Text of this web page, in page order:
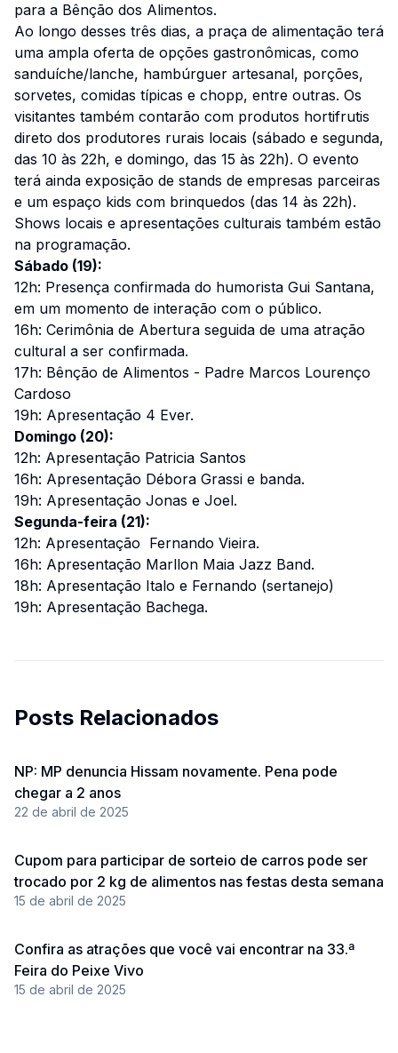
para a Bênção dos Alimentos.
Ao longo desses três dias, a praça de alimentação terá
uma ampla oferta de opções gastronômicas, como
sanduíche/lanche, hambúrguer artesanal, porções,
sorvetes, comidas típicas e chopp, entre outras. Os
visitantes também contarão com produtos hortifrutis
direto dos produtores rurais locais (sábado e segunda,
das 10 às 22h, e domingo, das 15 às 22h). O evento
terá ainda exposição de stands de empresas parceiras
e um espaço kids com brinquedos (das 14 às 22h).
Shows locais e apresentações culturais também estão
na programação.
Sábado (19):
12h: Presença confirmada do humorista Gui Santana,
em um momento de interação com o público.
16h: Cerimônia de Abertura seguida de uma atração
cultural a ser confirmada.
17h: Bênção de Alimentos - Padre Marcos Lourenço
Cardoso
19h: Apresentação 4 Ever.
Domingo (20):
12h: Apresentação Patricia Santos
16h: Apresentação Débora Grassi e banda.
19h: Apresentação Jonas e Joel.
Segunda-feira (21):
12h: Apresentação Fernando Vieira.
16h: Apresentação Marllon Maia Jazz Band.
18h: Apresentação Italo e Fernando (sertanejo)
19h: Apresentação Bachega.
Posts Relacionados
NP: MP denuncia Hissam novamente. Pena pode
chegar a 2 anos
22 de abril de 2025
Cupom para participar de sorteio de carros pode ser
trocado por 2 kg de alimentos nas festas desta semana
15 de abril de 2025
Confira as atrações que você vai encontrar na 33.ª
Feira do Peixe Vivo
15 de abril de 2025